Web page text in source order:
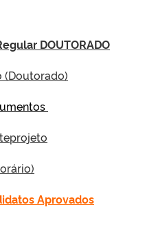
DOUTORADO
(Doutorado)
Aprovados